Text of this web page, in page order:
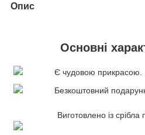
Опис
Основні
Є чудовою прикрасою.
Безкоштовний
Виготовлено із